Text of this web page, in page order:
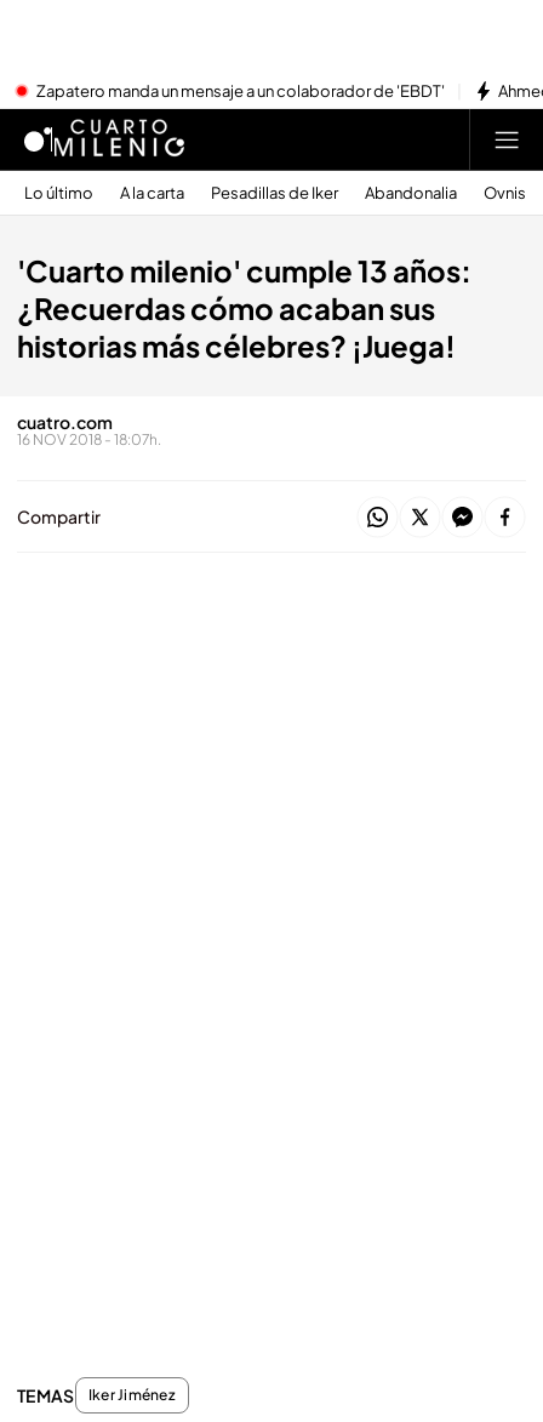
Zapatero manda un mensaje a un colaborador de 'EBDT'
Lo último A la carta Pesadillas de Iker Abandonalia Ovnis
'Cuarto milenio' cumple 13 años:
¿Recuerdas cómo acaban sus
historias más célebres? ¡Juega!
cuatro.com
16 NOV 2018 - 18:07h.
Compartir
TEMAS Iker Jiménez